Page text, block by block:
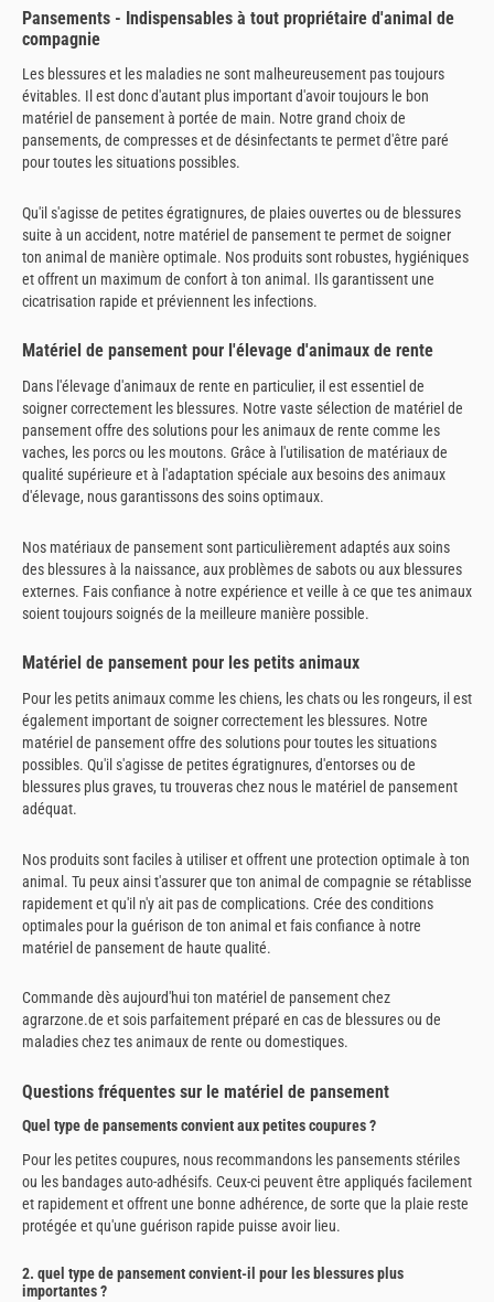
Pansements - Indispensables à tout propriétaire d'animal de
compagnie
Les blessures et les maladies ne sont malheureusement pas toujours
évitables. Il est donc d'autant plus important d'avoir toujours le bon
matériel de pansement à portée de main. Notre grand choix de
pansements, de compresses et de désinfectants te permet d'être paré
pour toutes les situations possibles.
Qu'il s'agisse de petites égratignures, de plaies ouvertes ou de blessures
suite à un accident, notre matériel de pansement te permet de soigner
ton animal de manière optimale. Nos produits sont robustes, hygiéniques
et offrent un maximum de confort à ton animal. Ils garantissent une
cicatrisation rapide et préviennent les infections.
Matériel de pansement pour l'élevage d'animaux de rente
Dans l'élevage d'animaux de rente en particulier, il est essentiel de
soigner correctement les blessures. Notre vaste sélection de matériel de
pansement offre des solutions pour les animaux de rente comme les
vaches, les porcs ou les moutons. Grâce à l'utilisation de matériaux de
qualité supérieure et à l'adaptation spéciale aux besoins des animaux
d'élevage, nous garantissons des soins optimaux.
Nos matériaux de pansement sont particulièrement adaptés aux soins
des blessures à la naissance, aux problèmes de sabots ou aux blessures
externes. Fais confiance à notre expérience et veille à ce que tes animaux
soient toujours soignés de la meilleure manière possible.
Matériel de pansement pour les petits animaux
Pour les petits animaux comme les chiens, les chats ou les rongeurs, il est
également important de soigner correctement les blessures. Notre
matériel de pansement offre des solutions pour toutes les situations
possibles. Qu'il s'agisse de petites égratignures, d'entorses ou de
blessures plus graves, tu trouveras chez nous le matériel de pansement
adéquat.
Nos produits sont faciles à utiliser et offrent une protection optimale à ton
animal. Tu peux ainsi t'assurer que ton animal de compagnie se rétablisse
rapidement et qu'il n'y ait pas de complications. Crée des conditions
optimales pour la guérison de ton animal et fais confiance à notre
matériel de pansement de haute qualité.
Commande dès aujourd'hui ton matériel de pansement chez
agrarzone.de et sois parfaitement préparé en cas de blessures ou de
maladies chez tes animaux de rente ou domestiques.
Questions fréquentes sur le matériel de pansement
Quel type de pansements convient aux petites coupures ?
Pour les petites coupures, nous recommandons les pansements stériles
ou les bandages auto-adhésifs. Ceux-ci peuvent être appliqués facilement
et rapidement et offrent une bonne adhérence, de sorte que la plaie reste
protégée et qu'une guérison rapide puisse avoir lieu.
2. quel type de pansement convient-il pour les blessures plus
importantes ?